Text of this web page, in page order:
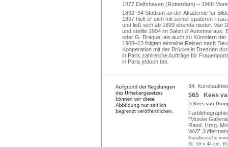
1877 Delfshaven (Rotterdam) – 1968
1892–94 Studium an der Akademie für
1897 hielt er sich mit seiner späteren
und ließ sich ab 1899 ebenda nieder. Van
und stellte 1904 im Salon d' Automne
oder G. Braque, als auch zu Künstlern
1908–13 folgten einzelne Reisen nach
Kooperation mit der Brücke in Dresden
in Paris zahlreiche Aufträge für
in Paris jedoch bei.
34.
565 Kees
Kees van
"Musée
Rand. Hrsg.
WVZ
Randbereiche
St. 58 x 44 cm,